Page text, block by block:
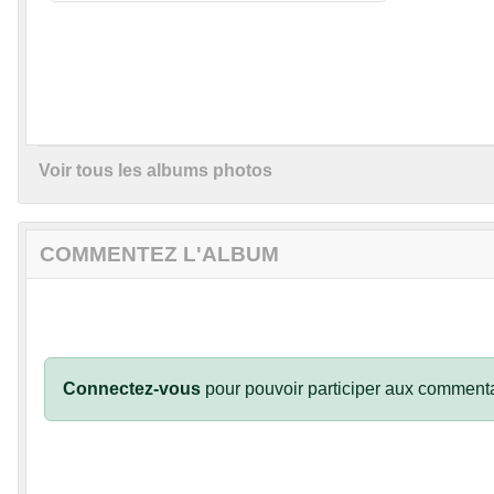
Voir tous les albums photos
COMMENTEZ L'ALBUM
Connectez-vous pour pouvoir participer aux